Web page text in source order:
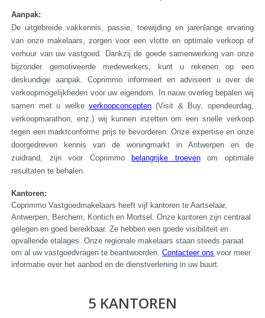
Aanpak:
De uitgebreide vakkennis, passie, toewijding en jarenlange ervaring
van onze makelaars, zorgen voor een vlotte en optimale verkoop of
verhuur van uw vastgoed. Dankzij de goede samenwerking van onze
bijzonder gemotiveerde medewerkers, kunt u rekenen op een
deskundige aanpak. Coprimmo informeert en adviseert u over de
verkoopmogelijkheden voor uw eigendom. In nauw overleg bepalen wij
samen met u welke verkoopconcepten (Visit & Buy, opendeurdag,
verkoopmarathon, enz.) wij kunnen inzetten om een snelle verkoop
tegen een marktconforme prijs te bevorderen. Onze expertise en onze
doorgedreven kennis van de woningmarkt in Antwerpen en de
zuidrand, zijn voor Coprimmo
belangrijke troevenom optimale
resultaten te behalen.
Kantoren:
Coprimmo Vastgoedmakelaars heeft vijf kantoren te Aartselaar,
Antwerpen, Berchem, Kontich en Mortsel. Onze kantoren zijn centraal
gelegen en goed bereikbaar. Ze hebben een goede visibiliteit en
opvallende etalages. Onze regionale makelaars staan steeds paraat
om al uw vastgoedvragen te beantwoorden.Contacteer ons voor meer
informatie over het aanbod en de dienstverlening in uw buurt.
5 KANTOREN